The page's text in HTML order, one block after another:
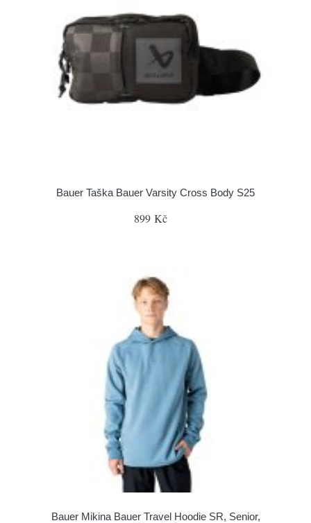
Bauer Taška Bauer Varsity Cross Body S25
899 Kč
Bauer Mikina Bauer Travel Hoodie SR, Senior,